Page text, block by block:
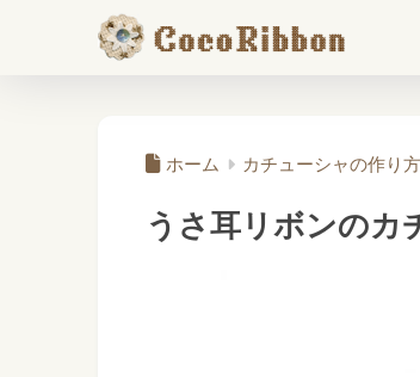
ホーム カチューシャの作り方
うさ耳リボンのカ